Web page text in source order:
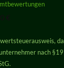
da
nach §19